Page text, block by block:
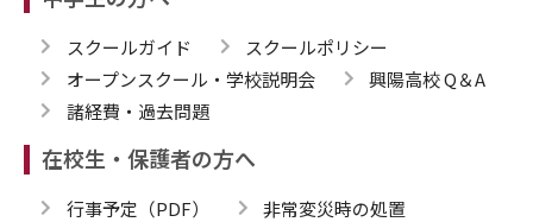
スクールガイド
スクールポリシー
オープンスクール・学校説明会
興陽高校 Q＆A
諸経費・過去問題
在校生・保護者の方へ
行事予定（PDF）
非常変災時の処置